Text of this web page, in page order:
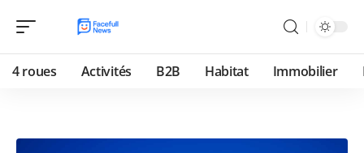
4 roues Activités B2B Habitat Immobilier